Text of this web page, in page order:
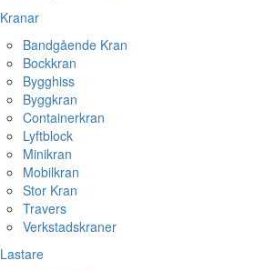
Kranar
Bandgående Kran
Bockkran
Bygghiss
Byggkran
Containerkran
Lyftblock
Minikran
Mobilkran
Stor Kran
Travers
Verkstadskraner
Lastare